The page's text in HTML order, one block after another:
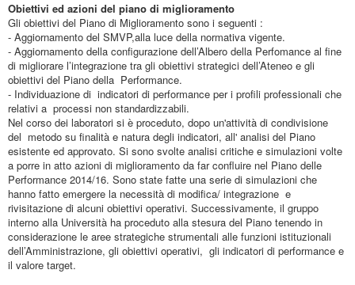
Obiettivi ed azioni del piano di miglioramento
Gli obiettivi del Piano di Miglioramento sono i seguenti :
- Aggiornamento del SMVP,alla luce della normativa vigente.
- Aggiornamento della configurazione dell’Albero della Perfomance al fine
di migliorare l’integrazione tra gli obiettivi strategici dell’Ateneo e gli
obiettivi del Piano della Performance.
- Individuazione di indicatori di performance per i profili professionali che
relativi a processi non standardizzabili.
Nel corso dei laboratori si è proceduto, dopo un'attività di condivisione
del metodo su finalità e natura degli indicatori, all' analisi del Piano
esistente ed approvato. Si sono svolte analisi critiche e simulazioni volte
a porre in atto azioni di miglioramento da far confluire nel Piano delle
Performance 2014/16. Sono state fatte una serie di simulazioni che
hanno fatto emergere la necessità di modifica/ integrazione e
rivisitazione di alcuni obiettivi operativi. Successivamente, il gruppo
interno alla Università ha proceduto alla stesura del Piano tenendo in
considerazione le aree strategiche strumentali alle funzioni istituzionali
dell’Amministrazione, gli obiettivi operativi, gli indicatori di performance e
il valore target.